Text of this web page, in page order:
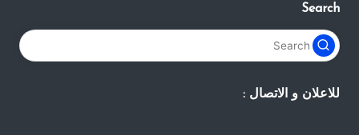
Search
للاعلان و الاتصال :